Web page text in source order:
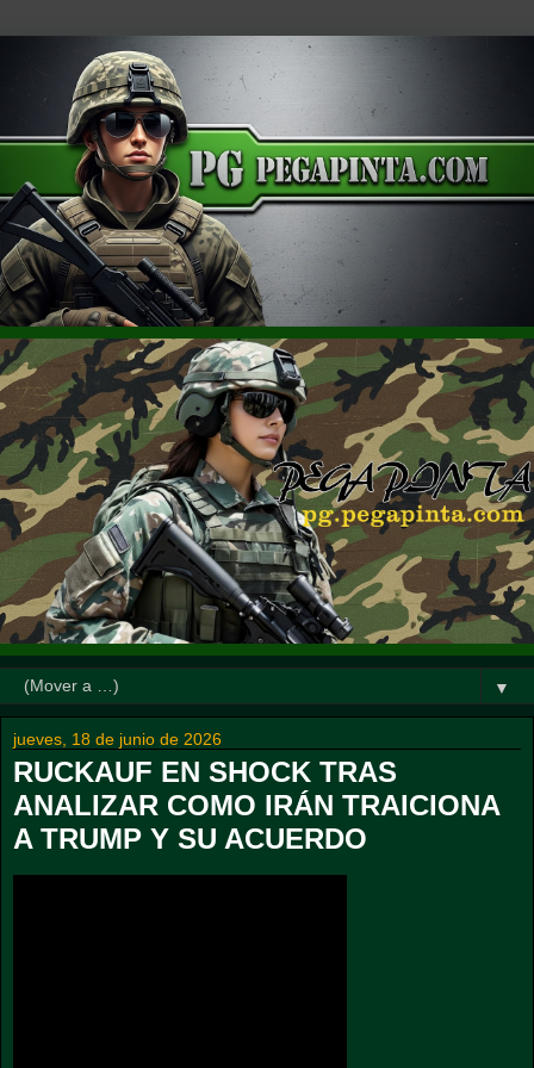
▼
jueves, 18 de junio de 2026
RUCKAUF EN SHOCK TRAS
ANALIZAR COMO IRÁN TRAICIONA
A TRUMP Y SU ACUERDO